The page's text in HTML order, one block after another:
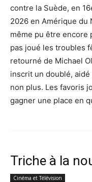
contre la Suède, en
2026 en Amérique du
même pu être encore
pas joué les troubles
retourné de Michael
inscrit un doublé, aidé
non plus. Les favoris
gagner une place en
Triche à la
Cinéma et Télévision